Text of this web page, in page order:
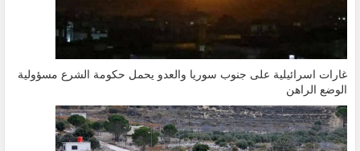
غارات اسرائيلية على جنوب سوريا والعدو يحمل حكومة الشرع مسؤولية
الوضع الراهن